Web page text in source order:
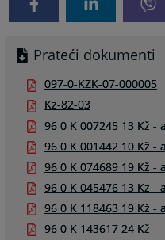
Prateći dokumenti
097-0-KZK-07-000005
Kz-82-03
96 0 K 007245 13 Kž -
96 0 K 001442 10 Kž -
96 0 K 074689 19 Kž -
96 0 K 045476 13 Kz -
96 0 K 118463 19 Kž -
96 0 K 143617 24 Kž